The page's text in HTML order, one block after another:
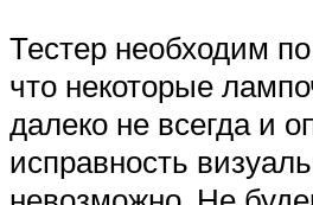
Тестер необходим
что некоторые
далеко не всегда и
исправность